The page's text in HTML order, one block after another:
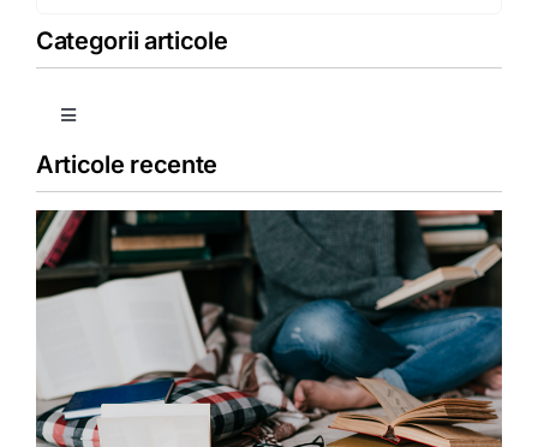
Categorii articole
Toggle
Copii
Detoxifiere
Fără categorie
Articole recente